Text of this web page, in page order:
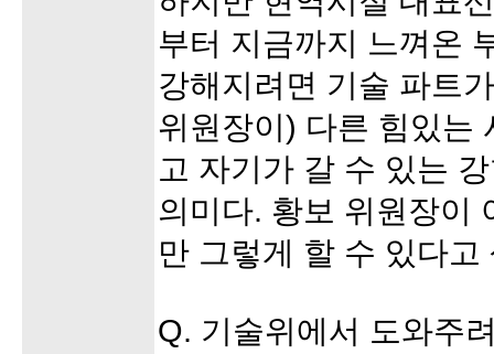
부터 지금까지 느껴온
강해지려면 기술 파트
위원장이) 다른 힘있는
고 자기가 갈 수 있는
의미다. 황보 위원장이
만 그렇게 할 수 있다고
Q. 기술위에서 도와주